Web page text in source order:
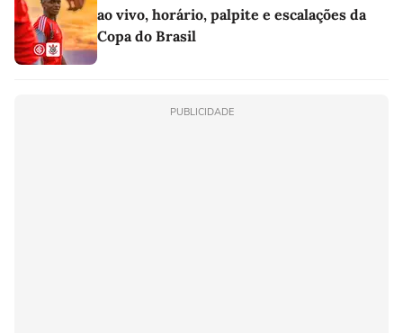
ao vivo, horário, palpite e escalações da
Copa do Brasil
PUBLICIDADE